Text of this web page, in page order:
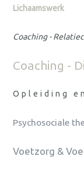
Lichaamswerk
Coaching -
Coaching -
Opleiding
Psychosociale
Voetzorg &